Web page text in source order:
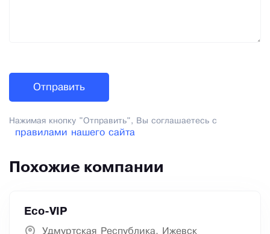
Нажимая кнопку "Отправить", Вы соглашаетесь с
правилами нашего сайта
Похожие компании
Eco-VIP
Удмуртская Республика, Ижевск